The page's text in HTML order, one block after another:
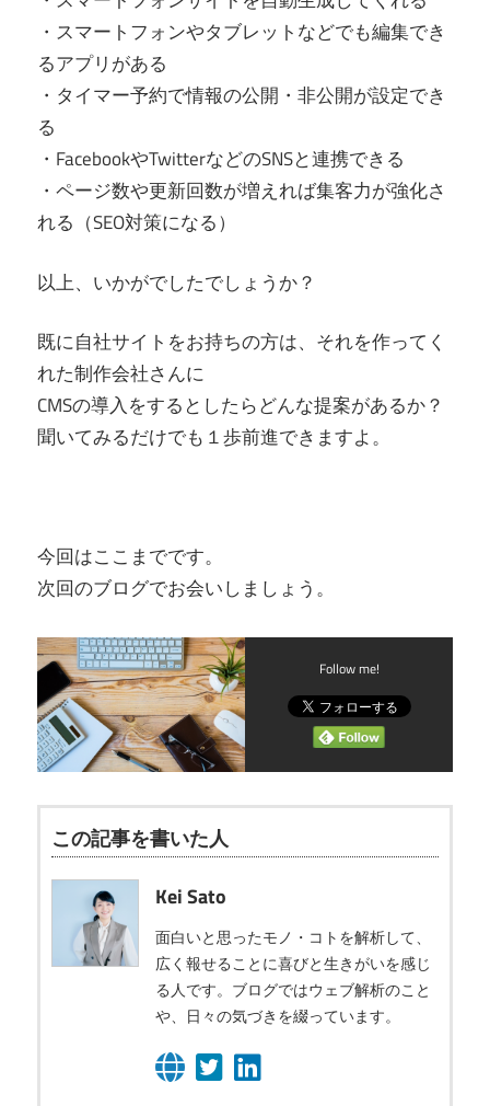
・スマートフォンやタブレットなどでも編集でき
るアプリがある
・タイマー予約で情報の公開・非公開が設定でき
る
・FacebookやTwitterなどのSNSと連携できる
・ページ数や更新回数が増えれば集客力が強化さ
れる（SEO対策になる）
以上、いかがでしたでしょうか？
既に自社サイトをお持ちの方は、それを作ってく
れた制作会社さんに
CMSの導入をするとしたらどんな提案があるか？
聞いてみるだけでも１歩前進できますよ。
今回はここまでです。
次回のブログでお会いしましょう。
Follow me!
この記事を書いた人
Kei Sato
面白いと思ったモノ・コトを解析して、
広く報せることに喜びと生きがいを感じ
る人です。ブログではウェブ解析のこと
や、日々の気づきを綴っています。